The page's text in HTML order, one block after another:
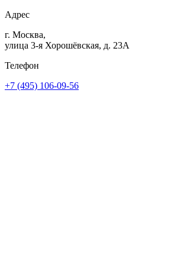
Адрес
г. Москва,
улица 3-я Хорошёвская, д. 23А
Телефон
+7 (495) 106-09-56